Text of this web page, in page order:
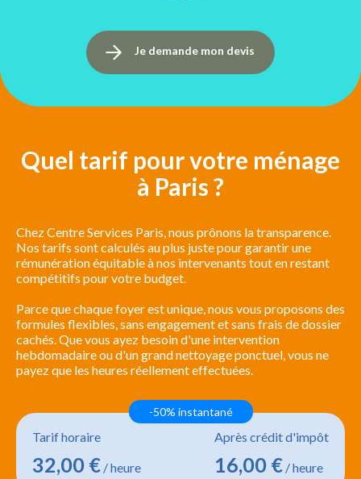
Je demande mon devis
Quel tarif pour votre ménage
à Paris ?
Chez Centre Services Paris, nous prônons la transparence.
Nos tarifs sont calculés au plus juste pour garantir une
rémunération équitable à nos intervenants tout en restant
compétitifs pour votre budget.
Parce que chaque foyer est unique, nous vous proposons des
formules flexibles, sans engagement et sans frais de dossier
cachés. Que vous ayez besoin d'une intervention
hebdomadaire ou d'un grand nettoyage ponctuel, vous ne
payez que les heures réellement effectuées.
Tarif horaire
32,00 € / heure
Après crédit d'impôt
16,00 € / heure
-50% instantané